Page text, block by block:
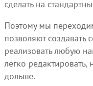
сделать на
Поэтому мы
позволяют создавать
реализовать любую
легко
дольше.